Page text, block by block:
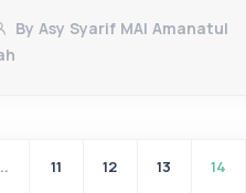
By Asy Syarif MAI Amanatul
11 12 13 14